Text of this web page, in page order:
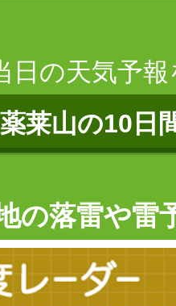
日の天気予
薬莱山の10日
の落雷や雷